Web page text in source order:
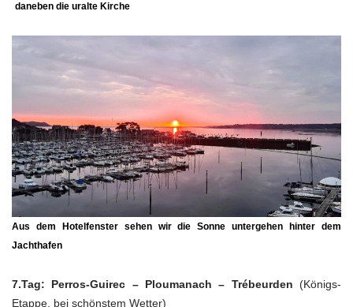
daneben die uralte Kirche
Aus dem Hotelfenster sehen wir die Sonne untergehen hinter dem
Jachthafen
7.Tag: Perros-Guirec – Ploumanach – Trébeurden (Königs-
Etappe, bei schönstem Wetter)